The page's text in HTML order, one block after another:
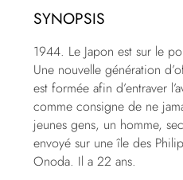
SYNOPSIS
1944. Le Japon est sur le
Une nouvelle génération
est formée afin d’entraver
comme consigne de ne
jeunes gens, un homme,
envoyé sur une île des
Onoda. Il a 22 ans.